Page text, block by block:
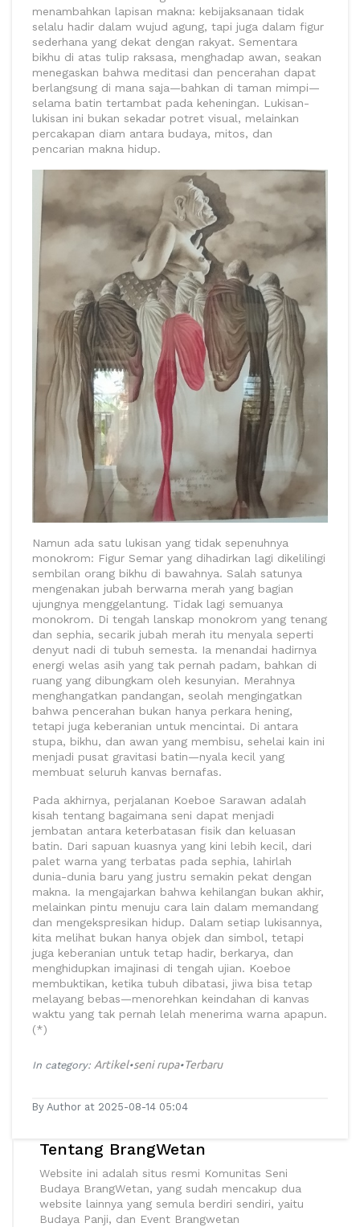
menambahkan lapisan makna: kebijaksanaan tidak
selalu hadir dalam wujud agung, tapi juga dalam figur
sederhana yang dekat dengan rakyat. Sementara
bikhu di atas tulip raksasa, menghadap awan, seakan
menegaskan bahwa meditasi dan pencerahan dapat
berlangsung di mana saja—bahkan di taman mimpi—
selama batin tertambat pada keheningan. Lukisan-
lukisan ini bukan sekadar potret visual, melainkan
percakapan diam antara budaya, mitos, dan
pencarian makna hidup.
Namun ada satu lukisan yang tidak sepenuhnya
monokrom: Figur Semar yang dihadirkan lagi dikelilingi
sembilan orang bikhu di bawahnya. Salah satunya
mengenakan jubah berwarna merah yang bagian
ujungnya menggelantung. Tidak lagi semuanya
monokrom. Di tengah lanskap monokrom yang tenang
dan sephia, secarik jubah merah itu menyala seperti
denyut nadi di tubuh semesta. Ia menandai hadirnya
energi welas asih yang tak pernah padam, bahkan di
ruang yang dibungkam oleh kesunyian. Merahnya
menghangatkan pandangan, seolah mengingatkan
bahwa pencerahan bukan hanya perkara hening,
tetapi juga keberanian untuk mencintai. Di antara
stupa, bikhu, dan awan yang membisu, sehelai kain ini
menjadi pusat gravitasi batin—nyala kecil yang
membuat seluruh kanvas bernafas.
Pada akhirnya, perjalanan Koeboe Sarawan adalah
kisah tentang bagaimana seni dapat menjadi
jembatan antara keterbatasan fisik dan keluasan
batin. Dari sapuan kuasnya yang kini lebih kecil, dari
palet warna yang terbatas pada sephia, lahirlah
dunia-dunia baru yang justru semakin pekat dengan
makna. Ia mengajarkan bahwa kehilangan bukan akhir,
melainkan pintu menuju cara lain dalam memandang
dan mengekspresikan hidup. Dalam setiap lukisannya,
kita melihat bukan hanya objek dan simbol, tetapi
juga keberanian untuk tetap hadir, berkarya, dan
menghidupkan imajinasi di tengah ujian. Koeboe
membuktikan, ketika tubuh dibatasi, jiwa bisa tetap
melayang bebas—menorehkan keindahan di kanvas
waktu yang tak pernah lelah menerima warna apapun.
(*)
In category: Artikel•seni rupa•Terbaru
By Author at 2025-08-14 05:04
Tentang BrangWetan
Website ini adalah situs resmi Komunitas Seni
Budaya BrangWetan, yang sudah mencakup dua
website lainnya yang semula berdiri sendiri, yaitu
Budaya Panji, dan Event Brangwetan